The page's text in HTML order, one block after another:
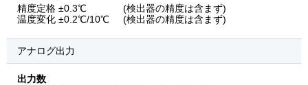
精度定格 ±0.3℃
(検出器の精度は含まず)
温度変化 ±0.2℃/10℃
(検出器の精度は含まず)
アナログ出力
出力数